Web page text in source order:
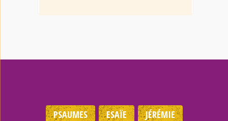
PSAUMES ESAÏE
JÉRÉMIE